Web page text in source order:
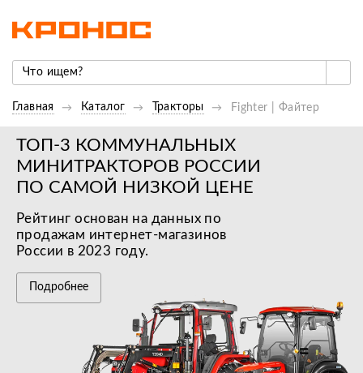
Главная Каталог Тракторы Fighter | Файтер
ТОП-3 КОММУНАЛЬНЫХ
МИНИТРАКТОРОВ РОССИИ
ПО САМОЙ НИЗКОЙ ЦЕНЕ
Рейтинг основан на данных по
продажам интернет-магазинов
России в 2023 году.
Подробнее